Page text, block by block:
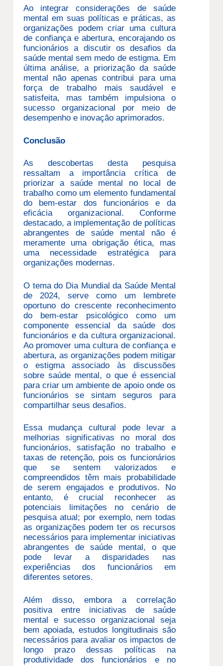
Ao integrar considerações de saúde
mental em suas políticas e práticas, as
organizações podem criar uma cultura
de confiança e abertura, encorajando os
funcionários a discutir os desafios da
saúde mental sem medo de estigma. Em
última análise, a priorização da saúde
mental não apenas contribui para uma
força de trabalho mais saudável e
satisfeita, mas também impulsiona o
sucesso organizacional por meio de
desempenho e inovação aprimorados.
Conclusão
As descobertas desta pesquisa
ressaltam a importância crítica de
priorizar a saúde mental no local de
trabalho como um elemento fundamental
do bem-estar dos funcionários e da
eficácia organizacional. Conforme
destacado, a implementação de políticas
abrangentes de saúde mental não é
meramente uma obrigação ética, mas
uma necessidade estratégica para
organizações modernas.
O tema do Dia Mundial da Saúde Mental
de 2024, serve como um lembrete
oportuno do crescente reconhecimento
do bem-estar psicológico como um
componente essencial da saúde dos
funcionários e da cultura organizacional.
Ao promover uma cultura de confiança e
abertura, as organizações podem mitigar
o estigma associado às discussões
sobre saúde mental, o que é essencial
para criar um ambiente de apoio onde os
funcionários se sintam seguros para
compartilhar seus desafios.
Essa mudança cultural pode levar a
melhorias significativas no moral dos
funcionários, satisfação no trabalho e
taxas de retenção, pois os funcionários
que se sentem valorizados e
compreendidos têm mais probabilidade
de serem engajados e produtivos. No
entanto, é crucial reconhecer as
potenciais limitações no cenário de
pesquisa atual; por exemplo, nem todas
as organizações podem ter os recursos
necessários para implementar iniciativas
abrangentes de saúde mental, o que
pode levar a disparidades nas
experiências dos funcionários em
diferentes setores.
Além disso, embora a correlação
positiva entre iniciativas de saúde
mental e sucesso organizacional seja
bem apoiada, estudos longitudinais são
necessários para avaliar os impactos de
longo prazo dessas políticas na
produtividade dos funcionários e no